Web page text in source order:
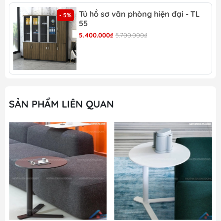
Bàn tròn phòng khách sang trọng -BCF 18
Bàn tròn phòng khách sang trọng -BCF 18 mặt
Bàn tròn phòng khách sang trọng -BCF 18 thiết kế
ấn tượng
Bàn tròn phòng khách sang trọng -BCF 18 ghép
tạo hiệu ứng thẩm mỹ cao
Đánh giá mẫu bàn tròn qua những yếu tố như:
- 5%
Tủ hồ sơ văn phòng hiện đại - TL
55
5.400.000₫ 5.700.000₫
SẢN PHẨM LIÊN QUAN